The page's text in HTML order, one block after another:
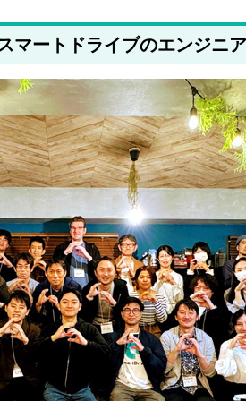
マートドライブのエンジニ